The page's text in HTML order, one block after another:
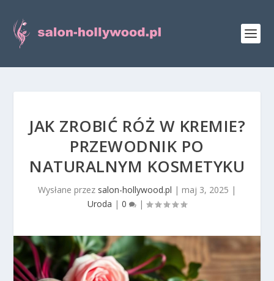
JAK ZROBIĆ RÓŻ W KREMIE?
PRZEWODNIK PO
NATURALNYM KOSMETYKU
Wysłane przez salon-hollywood.pl | maj 3, 2025 |
Uroda | 0 |